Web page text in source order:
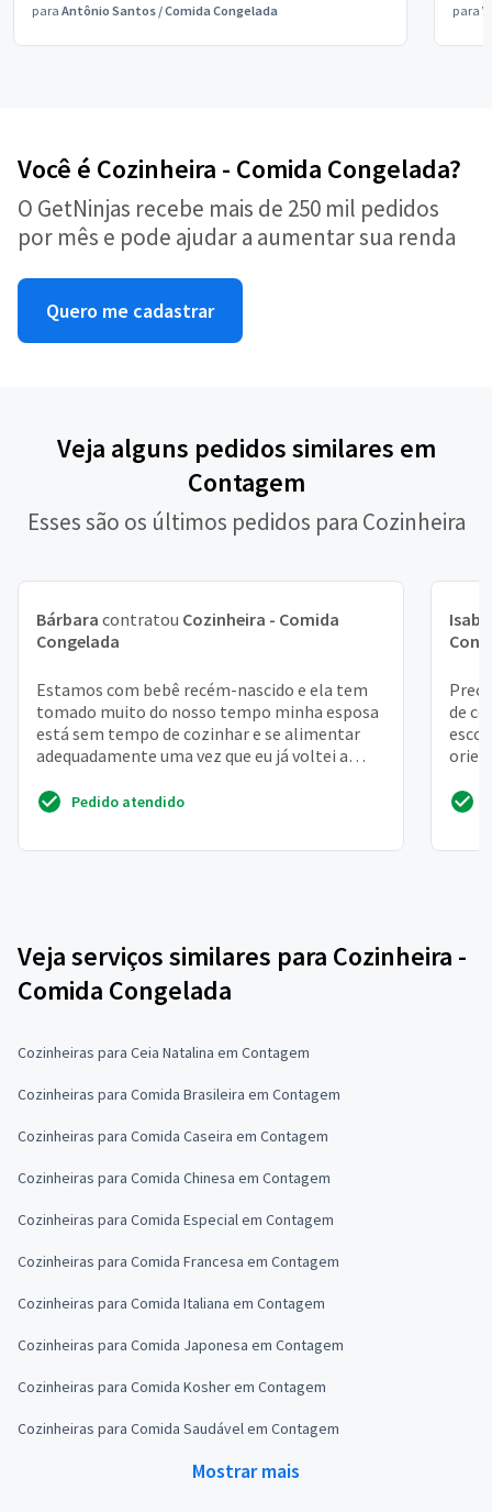
para Antônio Santos /Comida Congelada para
Você é Cozinheira - Comida Congelada?
O GetNinjas recebe mais de 250 mil pedidos
por mês e pode ajudar a aumentar sua renda
Quero me cadastrar
Veja alguns pedidos similares em
Contagem
Esses são os últimos pedidos para Cozinheira
Bárbara contratou Cozinheira - Comida
Congelada
Estamos com bebê recém-nascido e ela tem
tomado muito do nosso tempo minha esposa
está sem tempo de cozinhar e se alimentar
adequadamente uma vez que eu já voltei a
Pedido atendido
de
Veja serviços similares para Cozinheira -
Comida Congelada
Cozinheiras para Ceia Natalina em Contagem
Cozinheiras para Comida Brasileira em Contagem
Cozinheiras para Comida Caseira em Contagem
Cozinheiras para Comida Chinesa em Contagem
Cozinheiras para Comida Especial em Contagem
Cozinheiras para Comida Francesa em Contagem
Cozinheiras para Comida Italiana em Contagem
Cozinheiras para Comida Japonesa em Contagem
Cozinheiras para Comida Kosher em Contagem
Cozinheiras para Comida Saudável em Contagem
Mostrar mais